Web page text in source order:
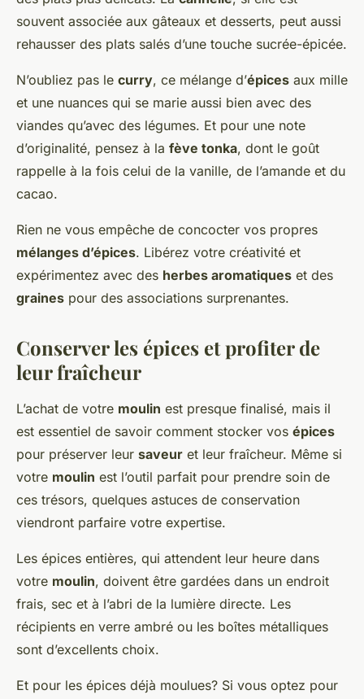
souvent associée aux gâteaux et desserts, peut aussi
rehausser des plats salés d’une touche sucrée-épicée.
N’oubliez pas le curry, ce mélange d’épices aux mille
et une nuances qui se marie aussi bien avec des
viandes qu’avec des légumes. Et pour une note
d’originalité, pensez à la fève tonka, dont le goût
rappelle à la fois celui de la vanille, de l’amande et du
cacao.
Rien ne vous empêche de concocter vos propres
mélanges d’épices. Libérez votre créativité et
expérimentez avec des herbes aromatiques et des
graines pour des associations surprenantes.
Conserver les épices et profiter de
leur fraîcheur
L’achat de votre moulin est presque finalisé, mais il
est essentiel de savoir comment stocker vos épices
pour préserver leur saveur et leur fraîcheur. Même si
votre moulin est l’outil parfait pour prendre soin de
ces trésors, quelques astuces de conservation
viendront parfaire votre expertise.
Les épices entières, qui attendent leur heure dans
votre moulin, doivent être gardées dans un endroit
frais, sec et à l’abri de la lumière directe. Les
récipients en verre ambré ou les boîtes métalliques
sont d’excellents choix.
Et pour les épices déjà moulues? Si vous optez pour